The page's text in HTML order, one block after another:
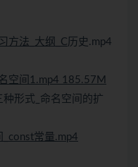
方法_大纲_C 历史.mp4
空间1.mp4 185.57M
形式_命名空间的扩
_const常量.mp4